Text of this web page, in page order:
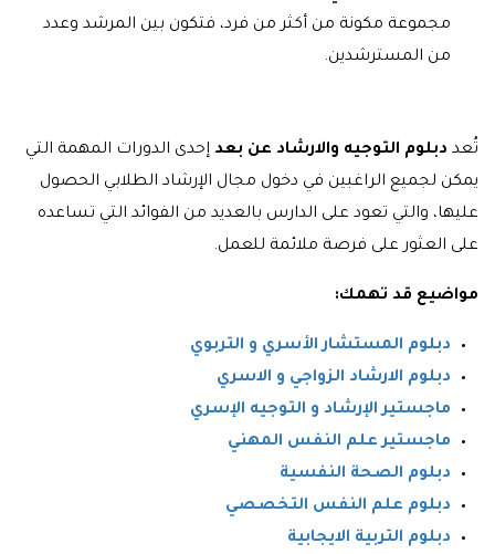
مجموعة مكونة من أكثر من فرد، فتكون بين المرشد وعدد
من المسترشدين.
تُعد دبلوم التوجيه والارشاد عن بعد إحدى الدورات المهمة التي
يمكن لجميع الراغبين في دخول مجال الإرشاد الطلابي الحصول
عليها، والتي تعود على الدارس بالعديد من الفوائد التي تساعده
على العثور على فرصة ملائمة للعمل.
مواضيع قد تهمك:
دبلوم المستشار الأسري و التربوي
دبلوم الارشاد الزواجي و الاسري
ماجستير الإرشاد و التوجيه الإسري
ماجستير علم النفس المهني
دبلوم الصحة النفسية
دبلوم علم النفس التخصصي
دبلوم التربية الايجابية